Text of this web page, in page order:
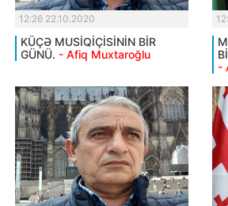
12:26 22.10.2020
KÜÇƏ MUSİQİÇİSİNİN BİR
GÜNÜ. - Afiq Muxtaroğlu
-